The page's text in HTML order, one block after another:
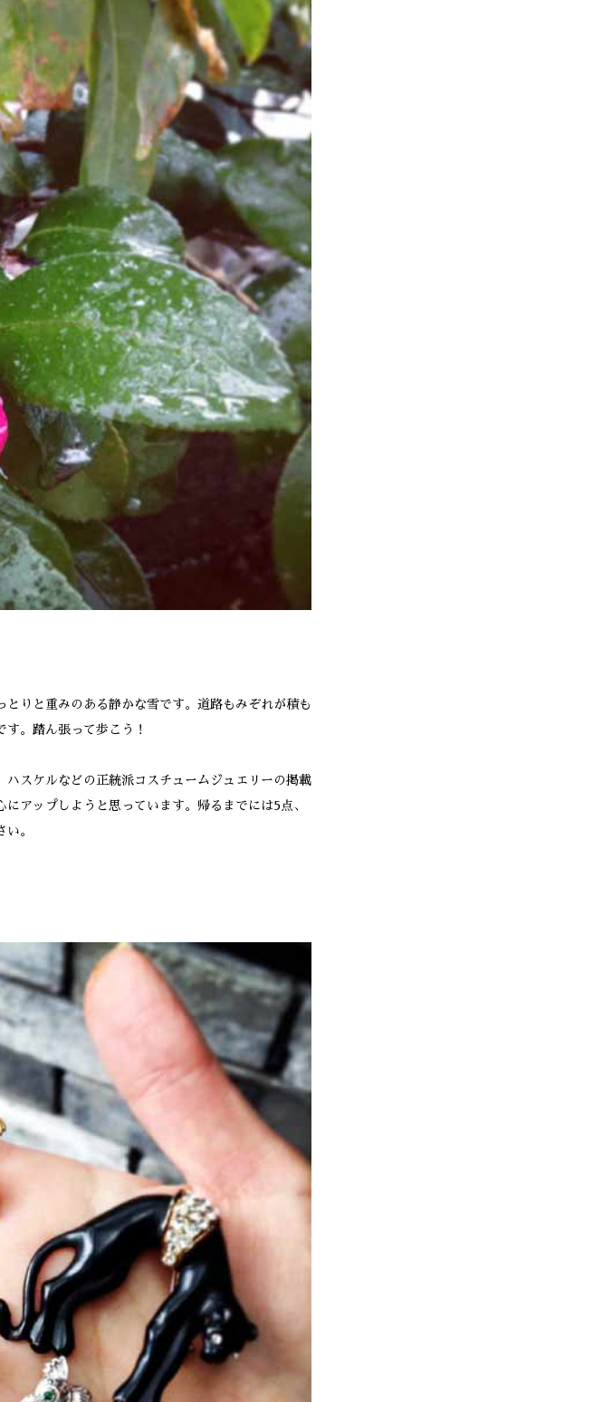
りと重みのある静かな雪です。道路もみぞれが積も
。踏ん張って歩こう！
スケルなどの正統派コスチュームジュエリーの掲載
にアップしようと思っています。帰るまでには5点、
。